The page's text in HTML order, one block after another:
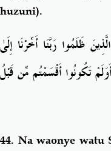
huzuni).
ظَلَمُوا رَبَّنَا أَخِّرْنَا إِلَىٰ
تَكُونُوا أَقْسَمْتُم مِّن قَبْلُ
44. Na waonye